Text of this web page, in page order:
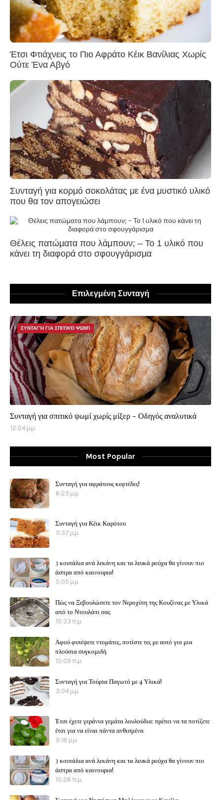
Έτσι Φτιάχνεις το Πιο Αφράτο Κέικ Βανίλιας Χωρίς
Ούτε Ένα Αβγό
Συνταγή για κορμό σοκολάτας με ένα μυστικό υλικό
που θα τον απογειώσει
Θέλεις πατώματα που λάμπουν; – Το 1 υλικό που
κάνει τη διαφορά στο σφουγγάρισμα
Επιλεγμένη Συνταγή
ΣΥΝΤΑΓΉ ΓΙΑ ΣΠΙΤΙΚΌ ΨΩΜΊ
Συνταγή για σπιτικό ψωμί χωρίς μίξερ - Οδηγός αναλυτικά
12:04 μ.μ.
Most Popular
Συνταγή για αφράτους κεφτέδες!
6:23 μ.μ.
Συνταγή για Κέικ Καρότου
11:37 μ.μ.
3 κουτάλια ανά λεκάνη και τα λευκά ρούχα θα γίνουν πιο
άσπρα από καινουρια!
5:05 μ.μ.
Πώς να Ξεβουλώσετε τον Νεροχύτη της Κουζίνας με Υλικά
από το Ντουλάπι σας
10:33 π.μ.
Αφού φυτέψετε ντομάτες, ποτίστε τες με αυτό για μια
πλούσια συγκομιδή
10:09 π.μ.
Συνταγή για Τούρτα Παγωτό με 4 Υλικά!
3:04 μ.μ.
Έτσι έχετε γεράνια γεμάτα λουλούδια: πρέπει να τα ποτίζετε
έτσι για να είναι πάντα ανθισμένα
9:18 μ.μ.
3 κουτάλια ανά λεκάνη και τα λευκά ρούχα θα γίνουν πιο
άσπρα από καινουρια!
10:26 π.μ.